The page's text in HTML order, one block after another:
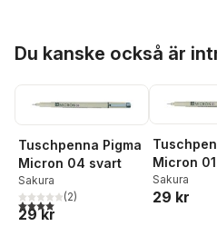
Du kanske också är
Tuschpenna Pigma
Micron 04 svart
Sakura
4,0utav 5 stjärnor. Totalt antal röster:
(2)
29 kr
Micron
Sakura
29 kr